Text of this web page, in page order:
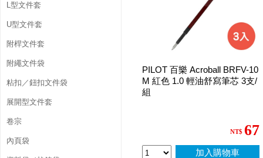
L型文件套
U型文件套
附桿文件套
附繩文件袋
粘扣／鈕扣文件袋
展開型文件套
卷宗
內頁袋
PILOT 百樂 Acroball BRFV-10
M 紅色 1.0 輕油舒寫筆芯 3支/
組
NT$ 67
加入購物車